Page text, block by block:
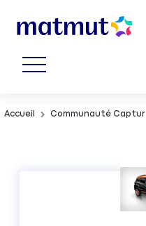
Accueil Communauté Captur